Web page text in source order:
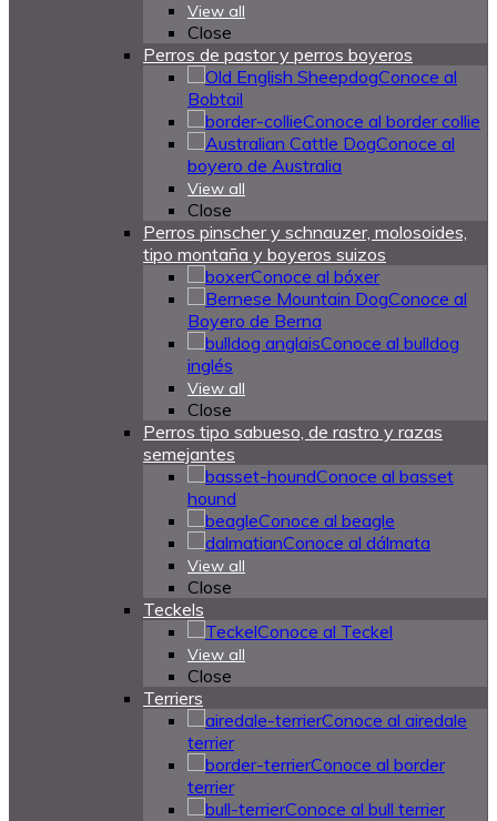
View all
Close
Perros de pastor y perros boyeros
Conoce al
Bobtail
Conoce al border collie
Conoce al
boyero de Australia
View all
Close
Perros pinscher y schnauzer, molosoides,
tipo montaña y boyeros suizos
Conoce al bóxer
Conoce al
Boyero de Berna
Conoce al bulldog
inglés
View all
Close
Perros tipo sabueso, de rastro y razas
semejantes
Conoce al basset
hound
Conoce al beagle
Conoce al dálmata
View all
Close
Teckels
Conoce al Teckel
View all
Close
Terriers
Conoce al airedale
terrier
Conoce al border
terrier
Conoce al bull terrier